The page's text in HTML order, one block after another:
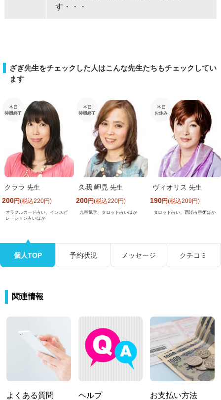
す・・・
ざぎ先生をチェックした人はこんな先生たちもチェックしてい
ます
本日
待機終了
クララ 先生
200円(税込220円)
オラクルカード占い、インスピ
レーション占いほか
本日
待機終了
久我 岬見 先生
200円(税込220円)
九星気学、タロット占いほか
本日
お休み
ヴィオリス 先生
190円(税込209円)
タロット占い、西洋占星術ほか
個人TOP 予約状況 メッセージ クチコミ
関連情報
よくある質問 ヘルプ お支払い方法